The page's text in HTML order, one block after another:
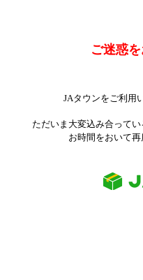
ご迷惑
JAタウンをご利用
ただいま大変込み合って
お時間をおいて